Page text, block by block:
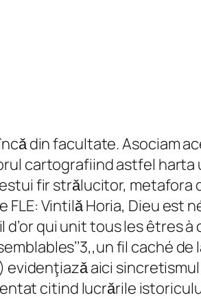
din facultate. Asociam
cartografiind astfel harta
fir strǎlucitor, metafora
Vintilǎ Horia, Dieu est
d’or qui unit tous les êtres
fil caché de
evidenţiazǎ aici
citind lucrǎrile